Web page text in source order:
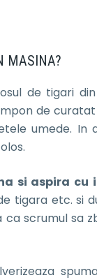
MASINA?
de tigari
de
umede. In
si aspira cu
tigara etc. si
scrumul sa